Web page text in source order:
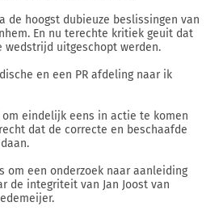
de hoogst dubieuze beslissingen van
En nu terechte kritiek geuit dat
wedstrijd uitgeschopt werden.
en een PR afdeling naar ik
eindelijk eens in actie te komen
dat de correcte en beschaafde
om een onderzoek naar aanleiding
de integriteit van Jan Joost van